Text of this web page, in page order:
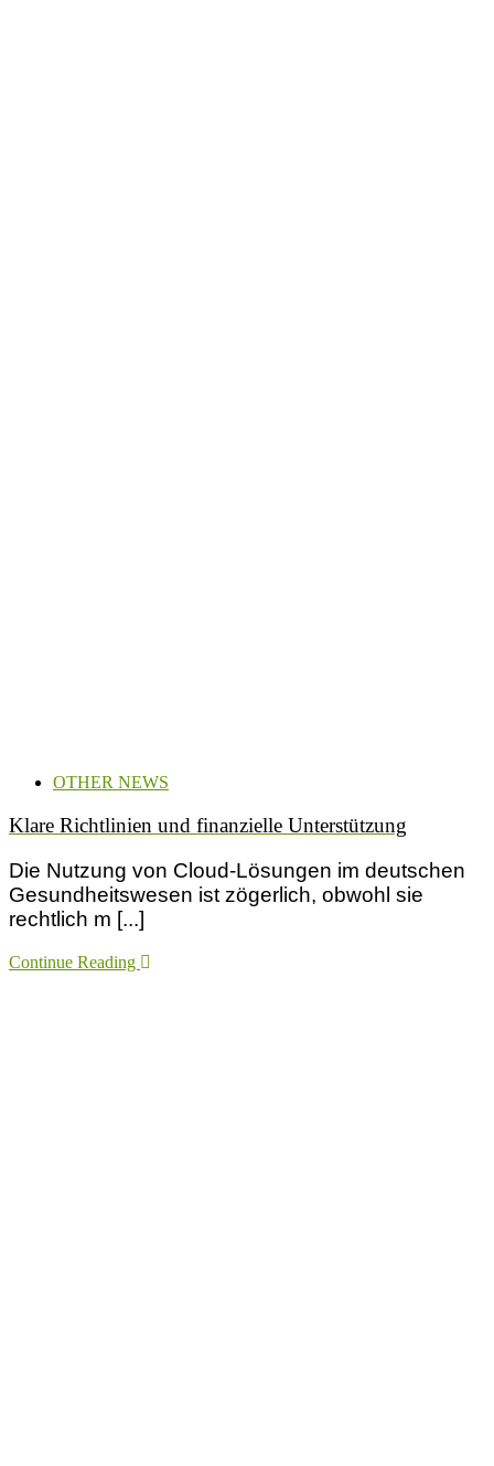
OTHER NEWS
Klare Richtlinien und finanzielle Unterstützung
Die Nutzung von Cloud-Lösungen im deutschen
Gesundheitswesen ist zögerlich, obwohl sie
rechtlich m [...]
Continue Reading